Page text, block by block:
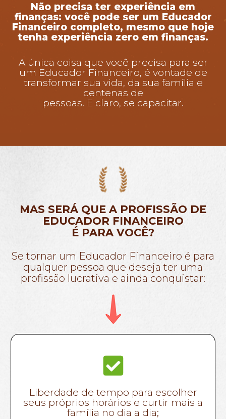
Não precisa ter experiência em
finanças: você pode ser um Educador
Financeiro completo, mesmo que hoje
tenha experiência zero em finanças.
A única coisa que você precisa para ser
um Educador Financeiro, é vontade de
transformar sua vida, da sua família e
centenas de
pessoas. E claro, se capacitar.
MAS SERÁ QUE A PROFISSÃO DE
EDUCADOR FINANCEIRO
É PARA VOCÊ?
Se tornar um Educador Financeiro é para
qualquer pessoa que deseja ter uma
profissão lucrativa e ainda conquistar:
Liberdade de tempo para escolher
seus próprios horários e curtir mais a
família no dia a dia;